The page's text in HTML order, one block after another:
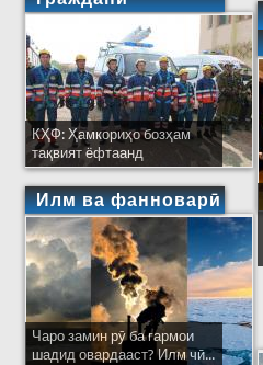
КҲФ: Ҳамкориҳо бозҳам
тақвият ёфтаанд
Илм ва фанноварӣ
Чаро замин рӯ ба гармои
шадид овардааст? Илм чӣ...